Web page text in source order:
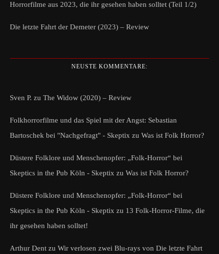
Horrorfilme aus 2023, die ihr gesehen haben solltet (Teil 1/2)
Die letzte Fahrt der Demeter (2023) – Review
NEUSTE KOMMENTARE:
Sven P. zu The Widow (2020) – Review
Folkhorrorfilme und das Spiel mit der Angst: Sebastian
Bartoschek bei "Nachgefragt" - Skeptix zu Was ist Folk Horror?
Düstere Folklore und Menschenopfer: „Folk-Horror“ bei
Skeptics in the Pub Köln - Skeptix zu Was ist Folk Horror?
Düstere Folklore und Menschenopfer: „Folk-Horror“ bei
Skeptics in the Pub Köln - Skeptix zu 13 Folk-Horror-Filme, die
ihr gesehen haben solltet!
Arthur Dent zu Wir verlosen zwei Blu-rays von Die letzte Fahrt